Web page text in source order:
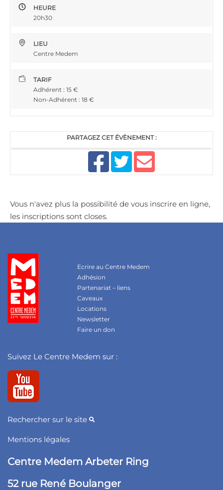
HEURE
20h30
LIEU
Centre Medem
TARIF
Adhérent : 15 €
Non-Adhérent : 18 €
PARTAGEZ CET ÉVÈNEMENT :
Vous n'avez plus la possibilité de vous inscrire en ligne,
les inscriptions sont closes.
Ecrire au Centre Medem
Adhésion
Partenariat – liens
Caveaux
Locations
Newsletter
Faire un don
Suivez Le Centre Medem sur :
Rechercher sur le site
Mentions légales
Centre Medem Arbeter Ring
52 rue René Boulanger